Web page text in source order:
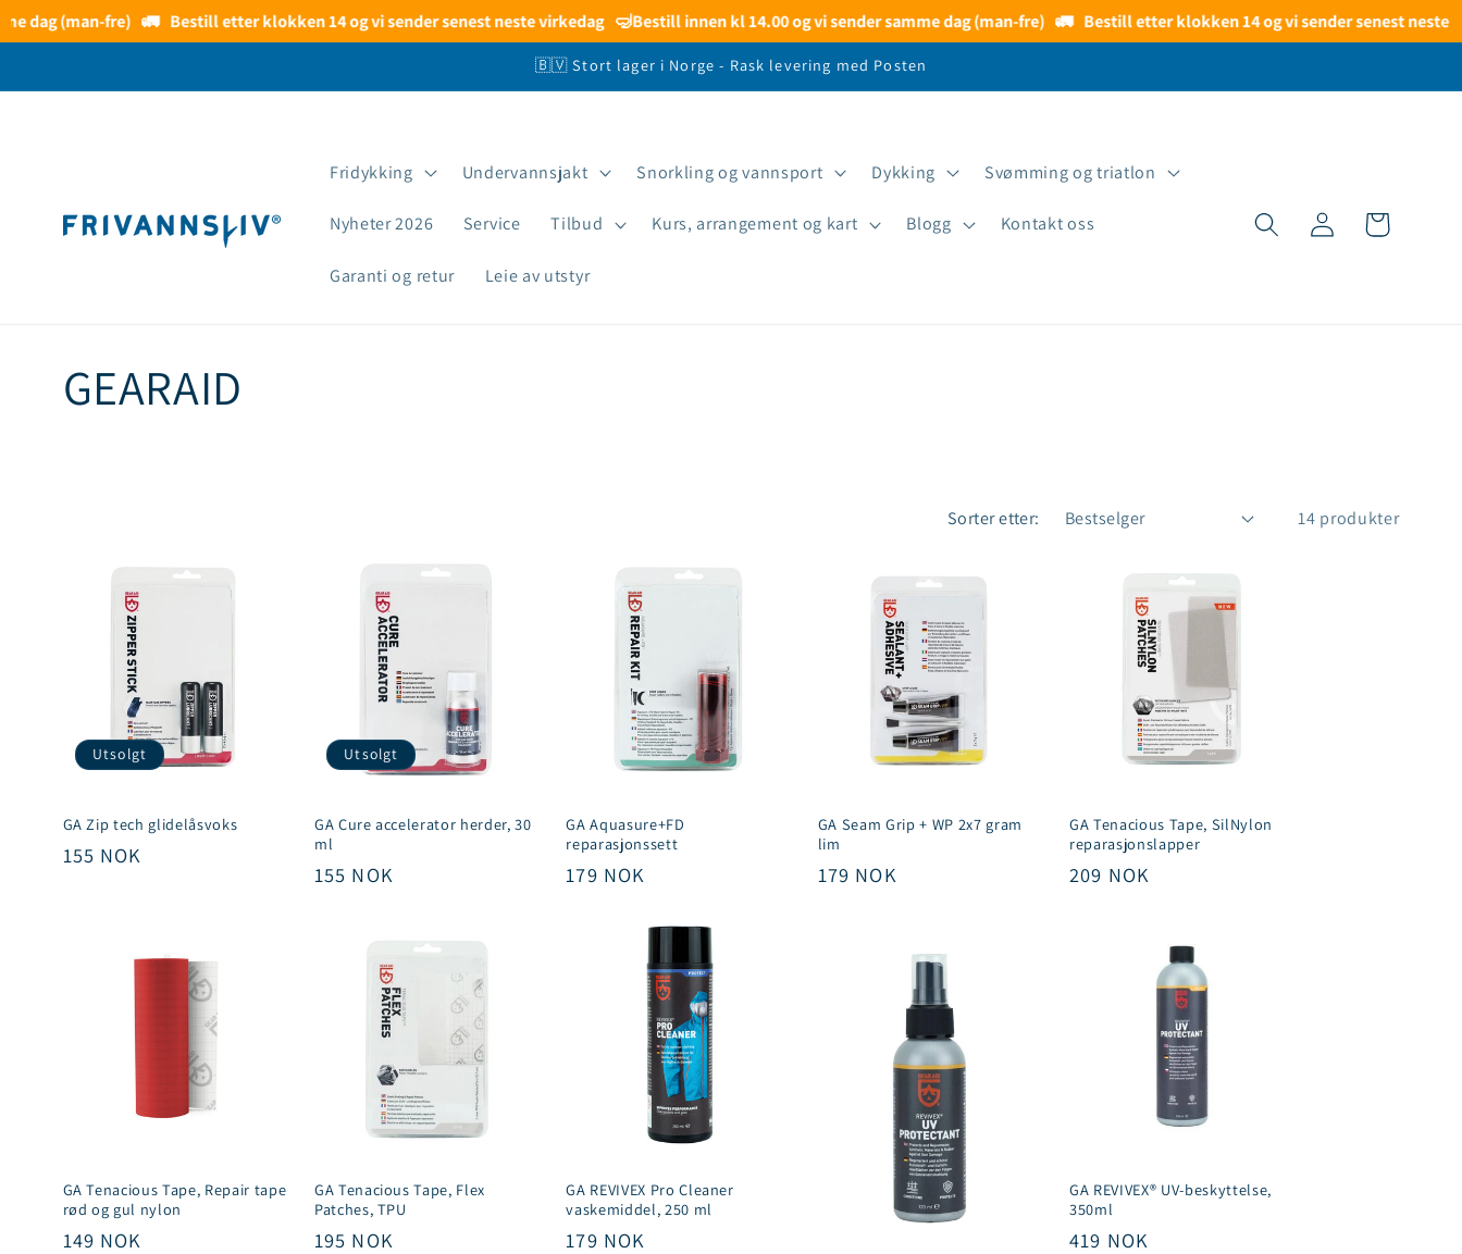
(man-fre) 🚛 Bestill etter klokken 14 og vi sender senest neste virkedag 🤿 Bestill innen kl 14.00 og vi sender samme dag (man-fre) 🚛 Bestill etter klokken 14 og vi sender senest neste
til
innholdet
🇧🇻 Stort lager i Norge - Rask levering med Posten
Fridykking Undervannsjakt Snorkling og vannsport Dykking Svømming og triatlon
Nyheter 2026 Service Tilbud Kurs, arrangement og kart Blogg Kontakt oss
Garanti og retur Leie av utstyr
Logg
inn
Handlekurv
S
g
:
GEARAID
Sorter etter: 14 produkter
Utsolgt
GA Zip tech glidelåsvoks
Vanlig
155 NOK
Utsolgt
GA Cure accelerator herder, 30
ml
Vanlig
155 NOK
GA Aquasure+FD
reparasjonssett
Vanlig
179 NOK
GA Seam Grip + WP 2x7 gram
lim
Vanlig
179 NOK
GA Tenacious Tape, SilNylon
reparasjonslapper
Vanlig
209 NOK
GA Tenacious Tape, Repair tape
rød og gul nylon
Vanlig
149 NOK
GA Tenacious Tape, Flex
Patches, TPU
Vanlig
195 NOK
GA REVIVEX Pro Cleaner
vaskemiddel, 250 ml
Vanlig
179 NOK
GA REVIVEX® UV-beskyttelse,
350ml
Vanlig
419 NOK